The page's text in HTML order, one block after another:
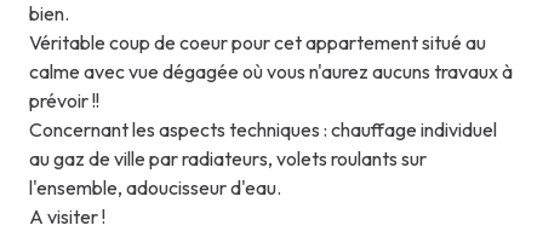
bien.
Véritable coup de coeur pour cet appartement situé au
calme avec vue dégagée où vous n'aurez aucuns travaux à
prévoir !!
Concernant les aspects techniques : chauffage individuel
au gaz de ville par radiateurs, volets roulants sur
l'ensemble, adoucisseur d'eau.
A visiter !